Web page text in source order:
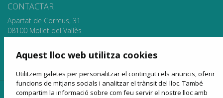
Aquest lloc web utilitza cookies
Utilitzem galetes per personalitzar el contingut i els anuncis, oferir
funcions de mitjans socials i analitzar el trànsit del lloc. També
compartim la informació sobre com feu servir el nostre lloc amb
CONTACTAR
Apartat de Correus, 31
08100 Mollet del Vallès
900 13 00 14
www.sagales.com
info@sagales.com